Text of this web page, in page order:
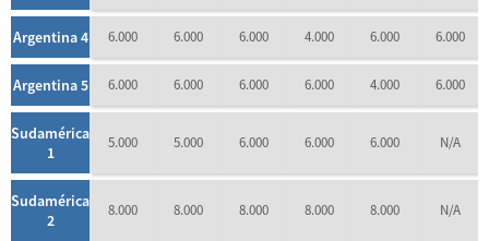
Argentina 4 6.000 6.000 6.000 4.000 6.000 6.000
Argentina 5 6.000 6.000 6.000 6.000 4.000 6.000
Sudamérica
1
5.000 5.000 6.000 6.000 6.000 N/A
Sudamérica
2
8.000 8.000 8.000 8.000 8.000 N/A